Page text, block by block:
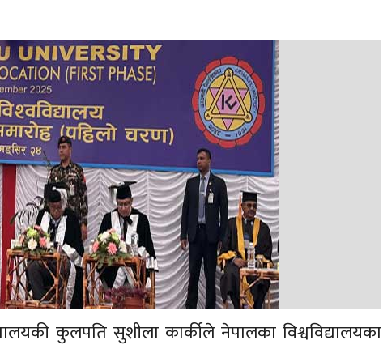
कुलपति सुशीला कार्कीले नेपालका विश्वविद्यालयका